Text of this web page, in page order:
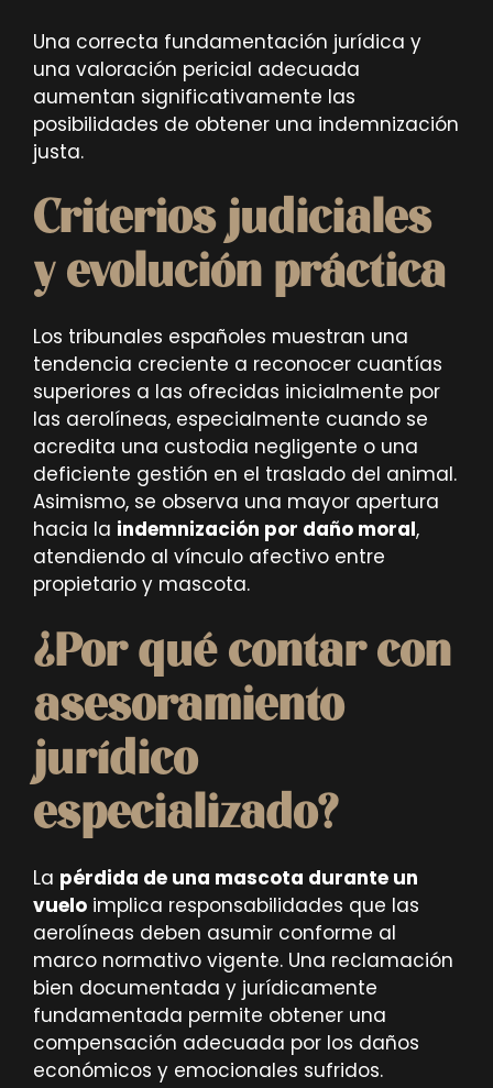
Una correcta fundamentación jurídica y
una valoración pericial adecuada
aumentan significativamente las
posibilidades de obtener una indemnización
justa.
Criterios judiciales
y evolución práctica
Los tribunales españoles muestran una
tendencia creciente a reconocer cuantías
superiores a las ofrecidas inicialmente por
las aerolíneas, especialmente cuando se
acredita una custodia negligente o una
deficiente gestión en el traslado del animal.
Asimismo, se observa una mayor apertura
hacia la indemnización por daño moral,
atendiendo al vínculo afectivo entre
propietario y mascota.
¿Por qué contar con
asesoramiento
jurídico
especializado?
La pérdida de una mascota durante un
vuelo implica responsabilidades que las
aerolíneas deben asumir conforme al
marco normativo vigente. Una reclamación
bien documentada y jurídicamente
fundamentada permite obtener una
compensación adecuada por los daños
económicos y emocionales sufridos.